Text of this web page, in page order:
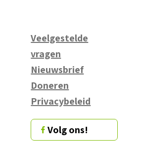
Veelgestelde
vragen
Nieuwsbrief
Doneren
Privacybeleid
Volg ons!